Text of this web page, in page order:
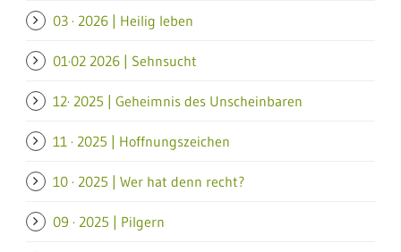
03 · 2026 | Heilig leben
01·02 2026 | Sehnsucht
12· 2025 | Geheimnis des Unscheinbaren
11 · 2025 | Hoffnungszeichen
10 · 2025 | Wer hat denn recht?
09 · 2025 | Pilgern